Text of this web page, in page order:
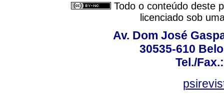
Todo o conteúdo deste
licenciado sob
Av. Dom José
30535-610
Tel./